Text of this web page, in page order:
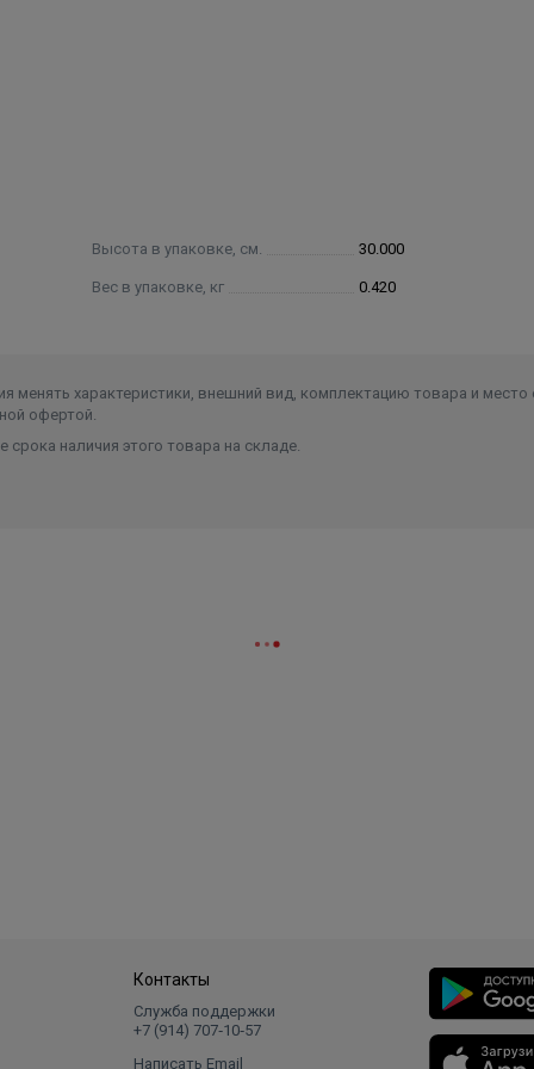
Высота в упаковке, см. 30.000
Вес в упаковке, кг 0.420
менять характеристики, внешний вид, комплектацию товара и место
офертой.
наличия этого товара на складе.
Контакты
Служба поддержки
+7 (914) 707‑10‑57
Написать Email